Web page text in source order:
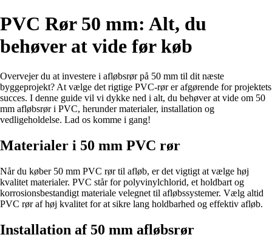
PVC Rør 50 mm: Alt, du
behøver at vide før køb
Overvejer du at investere i afløbsrør på 50 mm til dit næste
byggeprojekt? At vælge det rigtige PVC-rør er afgørende for projektets
succes. I denne guide vil vi dykke ned i alt, du behøver at vide om 50
mm afløbsrør i PVC, herunder materialer, installation og
vedligeholdelse. Lad os komme i gang!
Materialer i 50 mm PVC rør
Når du køber 50 mm PVC rør til afløb, er det vigtigt at vælge høj
kvalitet materialer. PVC står for polyvinylchlorid, et holdbart og
korrosionsbestandigt materiale velegnet til afløbssystemer. Vælg altid
PVC rør af høj kvalitet for at sikre lang holdbarhed og effektiv afløb.
Installation af 50 mm afløbsrør